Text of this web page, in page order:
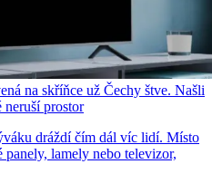
na skříňce už Čechy štve. Našli
neruší prostor
dráždí čím dál víc lidí. Místo
lamely nebo televizor,